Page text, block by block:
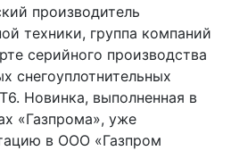
производитель
техники, группа компаний
серийного производства
снегоуплотнительных
Новинка, выполненная в
«Газпрома», уже
в ООО «Газпром